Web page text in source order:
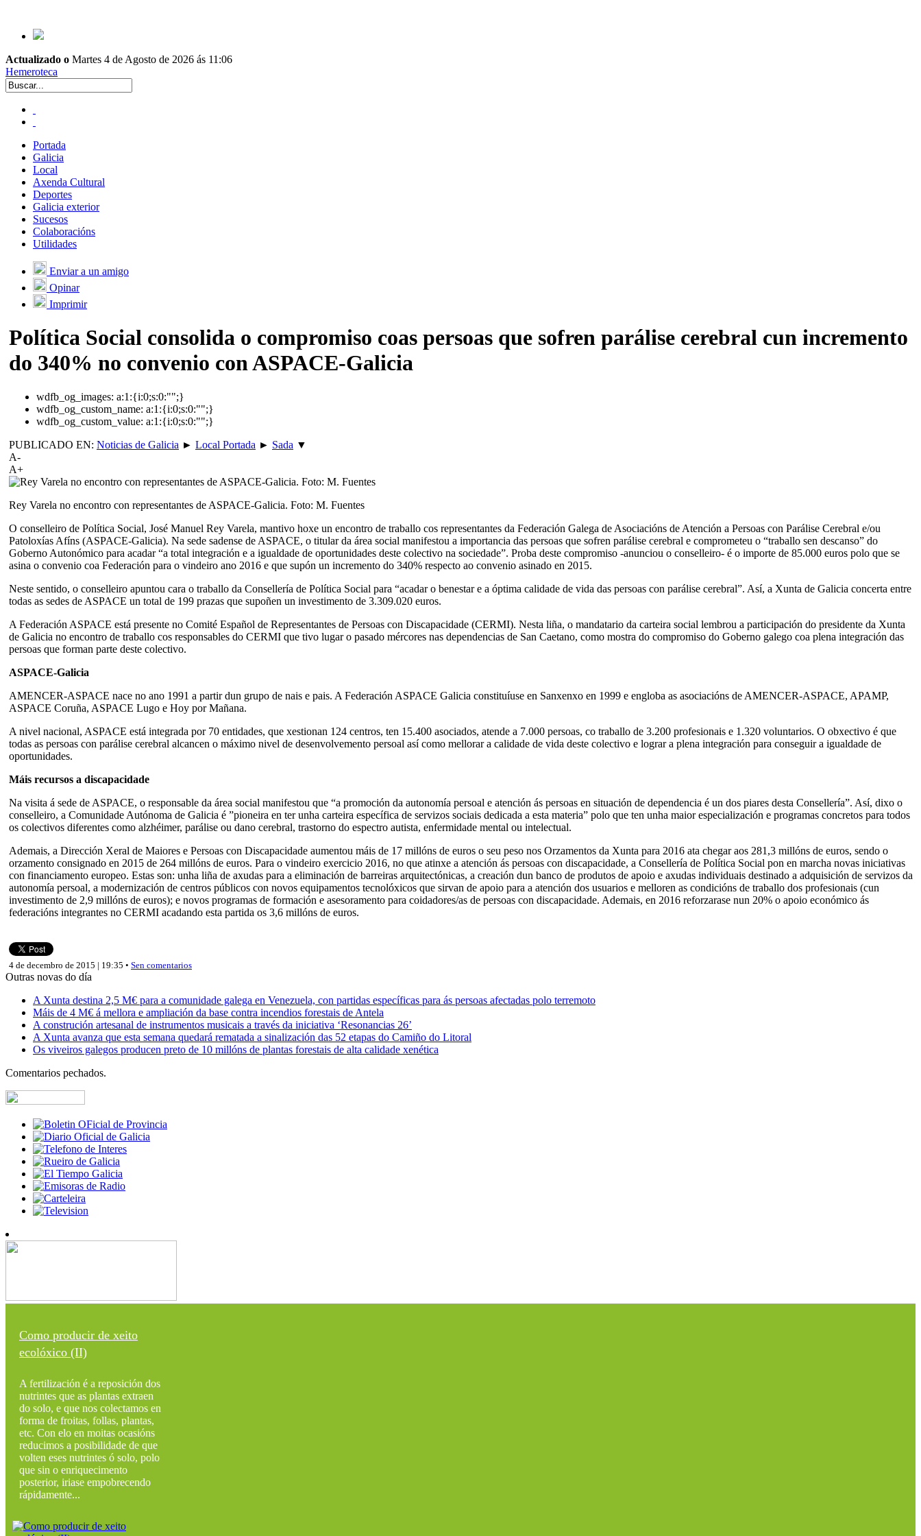
Actualizado o Martes 4 de Agosto de 2026 ás 11:06
Hemeroteca
Portada
Galicia
Local
Axenda Cultural
Deportes
Galicia exterior
Sucesos
Colaboracións
Utilidades
Enviar a un amigo
Opinar
Imprimir
Política Social consolida o compromiso coas persoas que sofren parálise cerebral cun incremento
do 340% no convenio con ASPACE-Galicia
wdfb_og_images: a:1:{i:0;s:0:"";}
wdfb_og_custom_name: a:1:{i:0;s:0:"";}
wdfb_og_custom_value: a:1:{i:0;s:0:"";}
PUBLICADO EN: Noticias de Galicia ► Local Portada ► Sada ▼
A-
A+
Rey Varela no encontro con representantes de ASPACE-Galicia. Foto: M. Fuentes
O conselleiro de Política Social, José Manuel Rey Varela, mantivo hoxe un encontro de traballo cos representantes da Federación Galega de Asociacións de Atención a Persoas con Parálise Cerebral e/ou
Patoloxías Afíns (ASPACE-Galicia). Na sede sadense de ASPACE, o titular da área social manifestou a importancia das persoas que sofren parálise cerebral e comprometeu o “traballo sen descanso” do
Goberno Autonómico para acadar “a total integración e a igualdade de oportunidades deste colectivo na sociedade”. Proba deste compromiso -anunciou o conselleiro- é o importe de 85.000 euros polo que se
asina o convenio coa Federación para o vindeiro ano 2016 e que supón un incremento do 340% respecto ao convenio asinado en 2015.
Neste sentido, o conselleiro apuntou cara o traballo da Consellería de Política Social para “acadar o benestar e a óptima calidade de vida das persoas con parálise cerebral”. Así, a Xunta de Galicia concerta entre
todas as sedes de ASPACE un total de 199 prazas que supoñen un investimento de 3.309.020 euros.
A Federación ASPACE está presente no Comité Español de Representantes de Persoas con Discapacidade (CERMI). Nesta liña, o mandatario da carteira social lembrou a participación do presidente da Xunta
de Galicia no encontro de traballo cos responsables do CERMI que tivo lugar o pasado mércores nas dependencias de San Caetano, como mostra do compromiso do Goberno galego coa plena integración das
persoas que forman parte deste colectivo.
ASPACE-Galicia
AMENCER-ASPACE nace no ano 1991 a partir dun grupo de nais e pais. A Federación ASPACE Galicia constituíuse en Sanxenxo en 1999 e engloba as asociacións de AMENCER-ASPACE, APAMP,
ASPACE Coruña, ASPACE Lugo e Hoy por Mañana.
A nivel nacional, ASPACE está integrada por 70 entidades, que xestionan 124 centros, ten 15.400 asociados, atende a 7.000 persoas, co traballo de 3.200 profesionais e 1.320 voluntarios. O obxectivo é que
todas as persoas con parálise cerebral alcancen o máximo nivel de desenvolvemento persoal así como mellorar a calidade de vida deste colectivo e lograr a plena integración para conseguir a igualdade de
oportunidades.
Máis recursos a discapacidade
Na visita á sede de ASPACE, o responsable da área social manifestou que “a promoción da autonomía persoal e atención ás persoas en situación de dependencia é un dos piares desta Consellería”. Así, dixo o
conselleiro, a Comunidade Autónoma de Galicia é ”pioneira en ter unha carteira específica de servizos sociais dedicada a esta materia” polo que ten unha maior especialización e programas concretos para todos
os colectivos diferentes como alzhéimer, parálise ou dano cerebral, trastorno do espectro autista, enfermidade mental ou intelectual.
Ademais, a Dirección Xeral de Maiores e Persoas con Discapacidade aumentou máis de 17 millóns de euros o seu peso nos Orzamentos da Xunta para 2016 ata chegar aos 281,3 millóns de euros, sendo o
orzamento consignado en 2015 de 264 millóns de euros. Para o vindeiro exercicio 2016, no que atinxe a atención ás persoas con discapacidade, a Consellería de Política Social pon en marcha novas iniciativas
con financiamento europeo. Estas son: unha liña de axudas para a eliminación de barreiras arquitectónicas, a creación dun banco de produtos de apoio e axudas individuais destinado a adquisición de servizos da
autonomía persoal, a modernización de centros públicos con novos equipamentos tecnolóxicos que sirvan de apoio para a atención dos usuarios e melloren as condicións de traballo dos profesionais (cun
investimento de 2,9 millóns de euros); e novos programas de formación e asesoramento para coidadores/as de persoas con discapacidade. Ademais, en 2016 reforzarase nun 20% o apoio económico ás
federacións integrantes no CERMI acadando esta partida os 3,6 millóns de euros.
4 de decembro de 2015 | 19:35 • Sen comentarios
Outras novas do día
A Xunta destina 2,5 M€ para a comunidade galega en Venezuela, con partidas específicas para ás persoas afectadas polo terremoto
Máis de 4 M€ á mellora e ampliación da base contra incendios forestais de Antela
A construción artesanal de instrumentos musicais a través da iniciativa ‘Resonancias 26’
A Xunta avanza que esta semana quedará rematada a sinalización das 52 etapas do Camiño do Litoral
Os viveiros galegos producen preto de 10 millóns de plantas forestais de alta calidade xenética
Comentarios pechados.
Como producir de xeito
ecolóxico (II)
A fertilización é a reposición dos
nutrintes que as plantas extraen
do solo, e que nos colectamos en
forma de froitas, follas, plantas,
etc. Con elo en moitas ocasións
reducimos a posibilidade de que
volten eses nutrintes ó solo, polo
que sin o enriquecimento
posterior, iriase empobrecendo
rápidamente...